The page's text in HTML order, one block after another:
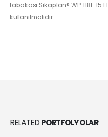
tabakası Sikaplan® WP 1181-
kullanılmalıdır.
RELATED PORTFOLYOLAR
Sika® Injection-306